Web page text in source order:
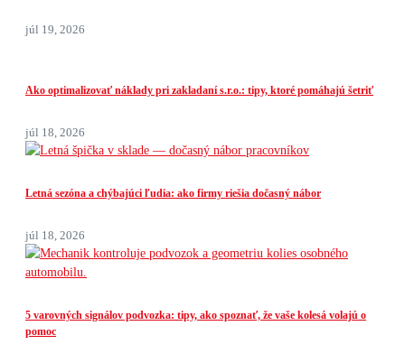
júl 19, 2026
Ako optimalizovať náklady pri zakladaní s.r.o.: tipy, ktoré pomáhajú šetriť
júl 18, 2026
Letná sezóna a chýbajúci ľudia: ako firmy riešia dočasný nábor
júl 18, 2026
5 varovných signálov podvozka: tipy, ako spoznať, že vaše kolesá volajú o
pomoc